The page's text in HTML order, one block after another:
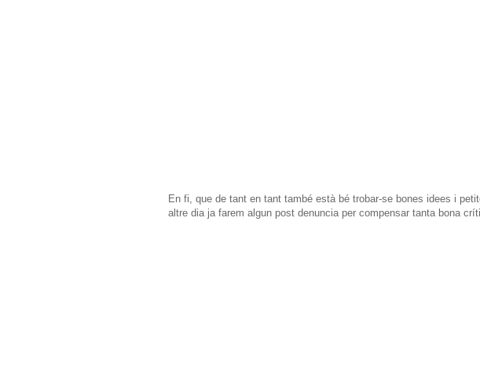
En fi, que de tant en tant també està bé trobar-se bones idees i
altre dia ja farem algun post denuncia per compensar tanta bona